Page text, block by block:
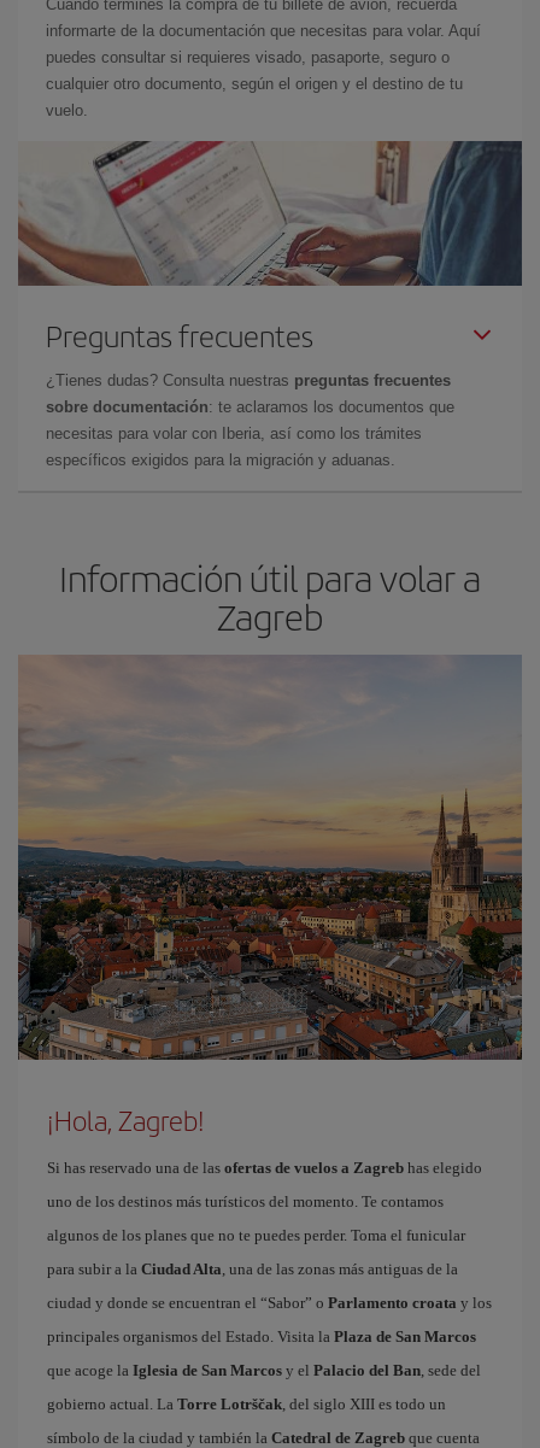
Cuando termines la compra de tu billete de avión, recuerda
informarte de la documentación que necesitas para volar. Aquí
puedes consultar si requieres visado, pasaporte, seguro o
cualquier otro documento, según el origen y el destino de tu
vuelo.
Preguntas frecuentes
¿Tienes dudas? Consulta nuestras preguntas frecuentes
sobre documentación: te aclaramos los documentos que
necesitas para volar con Iberia, así como los trámites
específicos exigidos para la migración y aduanas.
Información útil para volar a
Zagreb
¡Hola, Zagreb!
Si has reservado una de las ofertas de vuelos a Zagreb has elegido
uno de los destinos más turísticos del momento. Te contamos
algunos de los planes que no te puedes perder. Toma el funicular
para subir a la Ciudad Alta , una de las zonas más antiguas de la
ciudad y donde se encuentran el “Sabor” o Parlamento croata y los
principales organismos del Estado. Visita la Plaza de San Marcos
que acoge la Iglesia de San Marcos y el Palacio del Ban , sede del
gobierno actual. La Torre Lotrščak , del siglo XIII es todo un
símbolo de la ciudad y también la Catedral de Zagreb que cuenta